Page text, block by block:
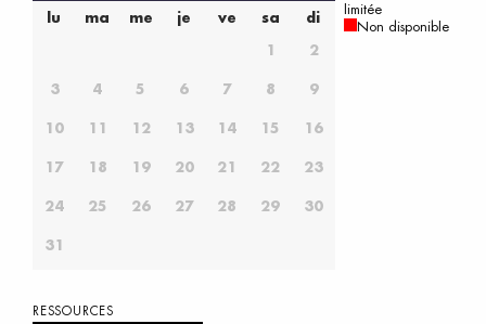
lu ma me je ve sa di
1 2
3 4 5 6 7 8 9
10 11 12 13 14 15 16
17 18 19 20 21 22 23
24 25 26 27 28 29 30
31
limitée
Non disponible
RESSOURCES